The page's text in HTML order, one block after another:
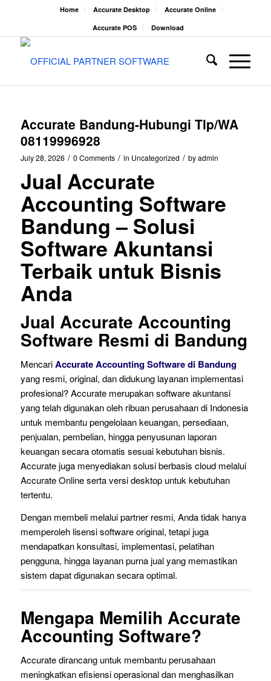
Home Accurate Desktop
Accurate Online
Accurate POS
Download
Accurate Bandung-Hubungi Tlp/WA
08119996928
July 28, 2026 / 0 Comments / in Uncategorized / byadmin
Jual Accurate
Accounting Software
Bandung – Solusi
Software Akuntansi
Terbaik untuk Bisnis
Anda
Jual Accurate Accounting
Software Resmi di Bandung
MencariAccurate Accounting Software di Bandung
yang resmi, original, dan didukung layanan implementasi
profesional? Accurate merupakan software akuntansi
yang telah digunakan oleh ribuan perusahaan di Indonesia
untuk membantu pengelolaan keuangan, persediaan,
penjualan, pembelian, hingga penyusunan laporan
keuangan secara otomatis sesuai kebutuhan bisnis.
Accurate juga menyediakan solusi berbasis cloud melalui
Accurate Online serta versi desktop untuk kebutuhan
tertentu.
Dengan membeli melalui partner resmi, Anda tidak hanya
memperoleh lisensi software original, tetapi juga
mendapatkan konsultasi, implementasi, pelatihan
pengguna, hingga layanan purna jual yang memastikan
sistem dapat digunakan secara optimal.
Mengapa Memilih Accurate
Accounting Software?
Accurate dirancang untuk membantu perusahaan
meningkatkan efisiensi operasional dan menghasilkan